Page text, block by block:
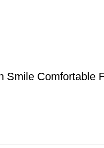
Smile Comfortable